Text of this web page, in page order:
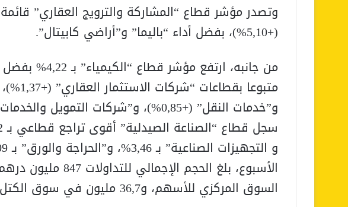
وتصدر مؤشر قطاع “المشاركة والترويج العقاري” قائمة
(+5,10%)، بفضل أداء “باليما” و”أراضي كابيتال”.
من جانبه، ارتفع
السوق المركزي للأسهم، و36,7 مليون في سوق الكتل.